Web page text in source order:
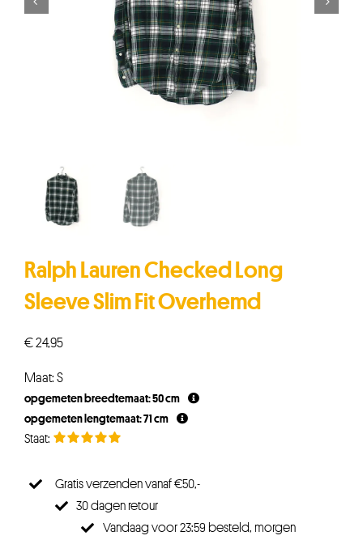
Ralph Lauren Checked Long
Sleeve Slim Fit Overhemd
€24,95
Maat: S
opgemeten breedtemaat: 50 cm
opgemeten lengtemaat: 71 cm
Gratis verzenden vanaf €50,-
30 dagen retour
Vandaag voor 23:59 besteld, morgen